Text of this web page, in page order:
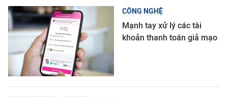
CÔNG NGHỆ
Mạnh tay xử lý các tài
khoản thanh toán giả mạo